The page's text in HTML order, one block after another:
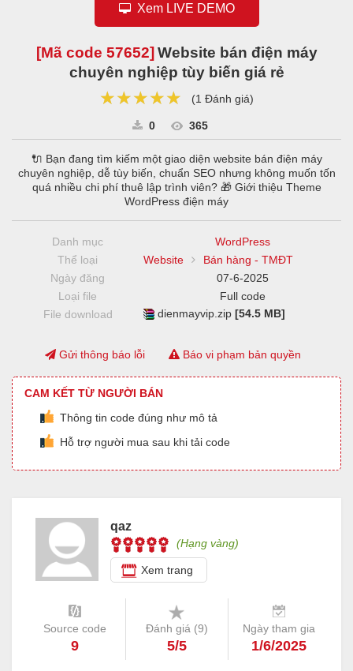
Xem LIVE DEMO
[Mã code 57652] Website bán điện máy
chuyên nghiệp tùy biến giá rẻ
★★★★★
★★★★★
★★★★★ (1 Đánh giá)
0 365
🔌 Bạn đang tìm kiếm một giao diện website bán điện máy
chuyên nghiệp, dễ tùy biến, chuẩn SEO nhưng không muốn tốn
quá nhiều chi phí thuê lập trình viên? 🎁 Giới thiệu Theme
WordPress điện máy
Danh mục
WordPress
Thể loại
Website
Bán hàng - TMĐT
Ngày đăng
07-6-2025
Loại file
Full code
File download
dienmayvip.zip[54.5 MB]
Gửi thông báo lỗi Báo vi phạm bản quyền
CAM KẾT TỪ NGƯỜI BÁN
Thông tin code đúng như mô tả
Hỗ trợ người mua sau khi tải code
qaz
(Hạng vàng)
Xem trang
Source code
9
Đánh giá (9)
5/5
Ngày tham gia
1/6/2025